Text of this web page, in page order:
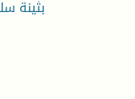
- بثينة